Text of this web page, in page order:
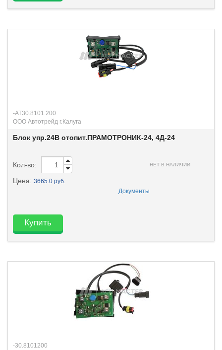
-АТ30.8101.200
ООО Автотрейд г.Калуга
Блок упр.24В отопит.ПРАМОТРОНИК-24, 4Д-24
Кол-во: НЕТ В НАЛИЧИИ
Цена: 3665.0 руб.
Документы
Купить
-30.8101200